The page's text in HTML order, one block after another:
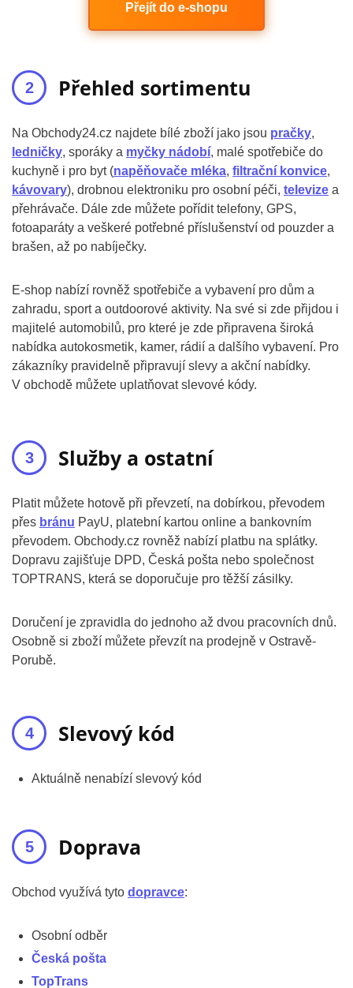
Přejít do e-shopu
Přehled sortimentu
Na Obchody24.cz najdete bílé zboží jako jsou pračky,
ledničky, sporáky a myčky nádobí, malé spotřebiče do
kuchyně i pro byt (napěňovače mléka, filtrační konvice,
kávovary), drobnou elektroniku pro osobní péči, televize a
přehrávače. Dále zde můžete pořídit telefony, GPS,
fotoaparáty a veškeré potřebné příslušenství od pouzder a
brašen, až po nabíječky.
E-shop nabízí rovněž spotřebiče a vybavení pro dům a
zahradu, sport a outdoorové aktivity. Na své si zde přijdou i
majitelé automobilů, pro které je zde připravena široká
nabídka autokosmetik, kamer, rádií a dalšího vybavení. Pro
zákazníky pravidelně připravují slevy a akční nabídky.
V obchodě můžete uplatňovat slevové kódy.
Služby a ostatní
Platit můžete hotově při převzetí, na dobírkou, převodem
přes bránu PayU, platební kartou online a bankovním
převodem. Obchody.cz rovněž nabízí platbu na splátky.
Dopravu zajišťuje DPD, Česká pošta nebo společnost
TOPTRANS, která se doporučuje pro těžší zásilky.
Doručení je zpravidla do jednoho až dvou pracovních dnů.
Osobně si zboží můžete převzít na prodejně v Ostravě-
Porubě.
Slevový kód
Aktuálně nenabízí slevový kód
Doprava
Obchod využívá tyto dopravce:
Osobní odběr
Česká pošta
TopTrans